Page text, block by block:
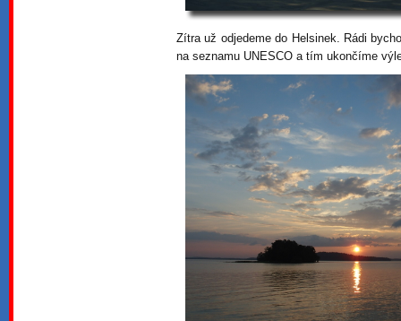
Zítra už odjedeme do Helsinek. Rádi
na seznamu UNESCO a tím ukončíme